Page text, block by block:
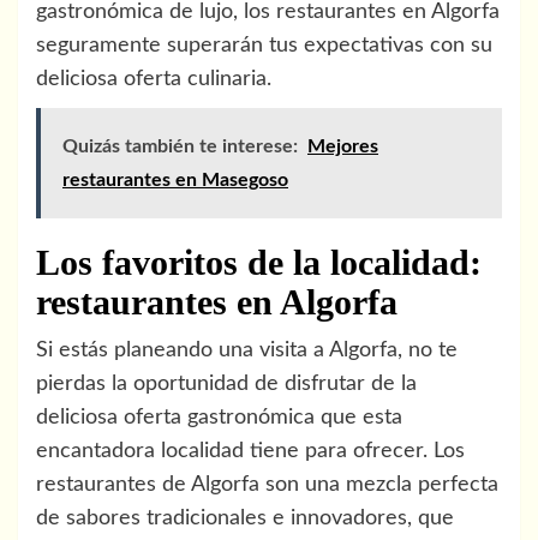
gastronómica de lujo, los restaurantes en Algorfa
seguramente superarán tus expectativas con su
deliciosa oferta culinaria.
Quizás también te interese:
Mejores
restaurantes en Masegoso
Los favoritos de la localidad:
restaurantes en Algorfa
Si estás planeando una visita a Algorfa, no te
pierdas la oportunidad de disfrutar de la
deliciosa oferta gastronómica que esta
encantadora localidad tiene para ofrecer. Los
restaurantes de Algorfa son una mezcla perfecta
de sabores tradicionales e innovadores, que